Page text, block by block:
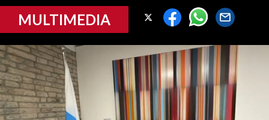
CRONACA SARDEGNA
PROVINCIA DI CAGLIARI
SULCIS IGLESIENTE
MEDIO CAMPIDANO
ORISTANO E PROVINCIA
MULTIMEDIA